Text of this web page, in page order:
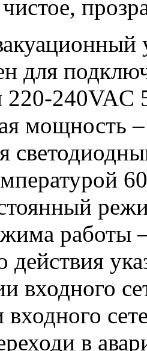
для
220-240VAC
мощность
работы
действия
входного
в